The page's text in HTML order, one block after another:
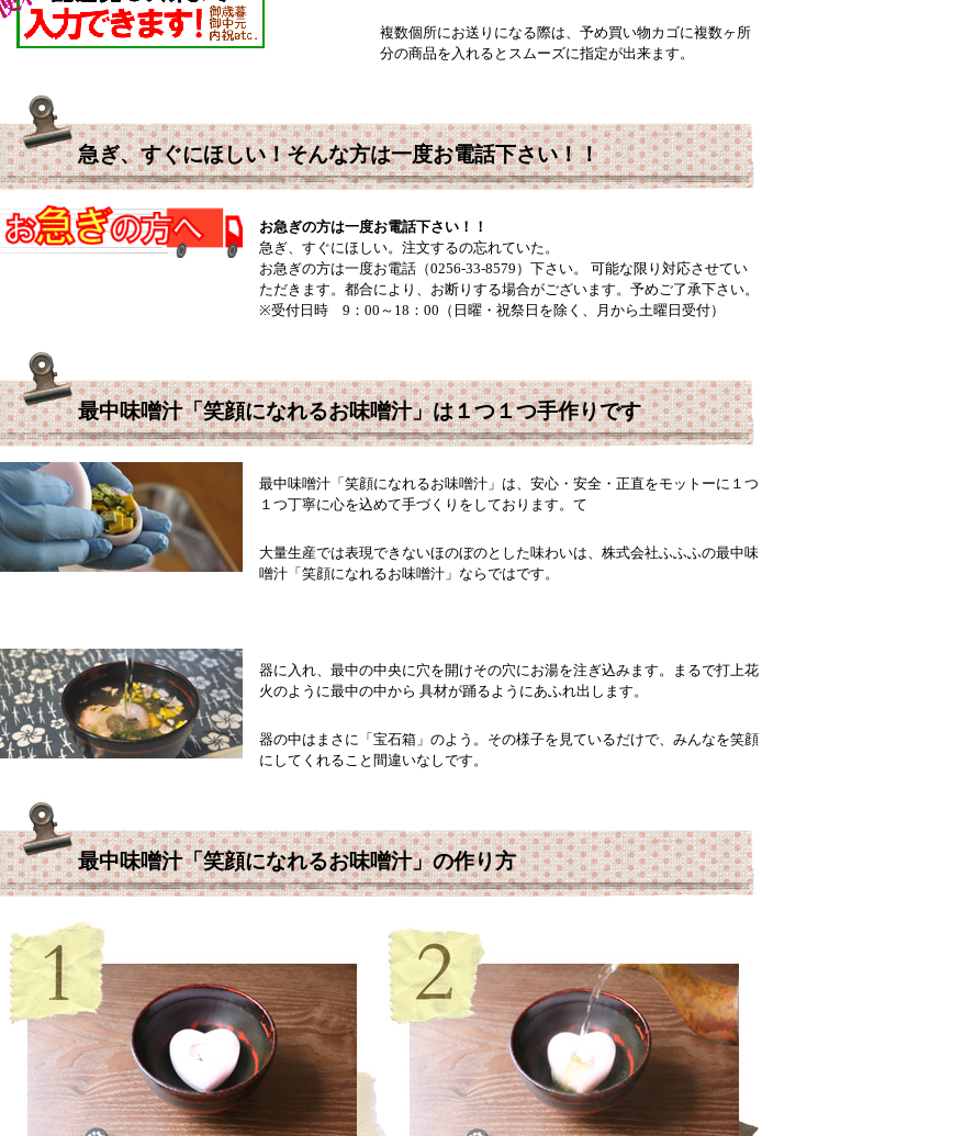
複数個所にお送りになる際は、予め買い物カゴに複数ヶ所
分の商品を入れるとスムーズに指定が出来ます。
急ぎ、すぐにほしい！そんな方は一度お電話下さい！！
お急ぎの方は一度お電話下さい！！
急ぎ、すぐにほしい。注文するの忘れていた。
お急ぎの方は一度お電話（0256-33-8579）下さい。 可能な限り対応させてい
ただきます。都合により、お断りする場合がございます。予めご了承下さい。
※受付日時 9：00～18：00（日曜・祝祭日を除く、月から土曜日受付）
最中味噌汁「笑顔になれるお味噌汁」は１つ１つ手作りです
最中味噌汁「笑顔になれるお味噌汁」は、安心・安全・正直をモットーに１つ
１つ丁寧に心を込めて手づくりをしております。て
大量生産では表現できないほのぼのとした味わいは、株式会社ふふふの最中味
噌汁「笑顔になれるお味噌汁」ならではです。
器に入れ、最中の中央に穴を開けその穴にお湯を注ぎ込みます。まるで打上花
火のように最中の中から 具材が踊るようにあふれ出します。
器の中はまさに「宝石箱」のよう。その様子を見ているだけで、みんなを笑顔
にしてくれること間違いなしです。
最中味噌汁「笑顔になれるお味噌汁」の作り方